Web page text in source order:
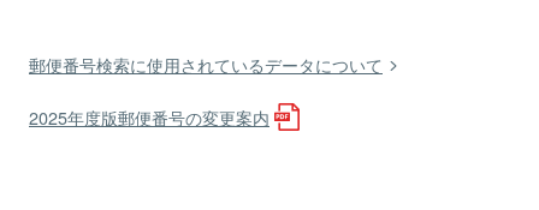
郵便番号検索に使用されているデータについて
2025年度版郵便番号の変更案内